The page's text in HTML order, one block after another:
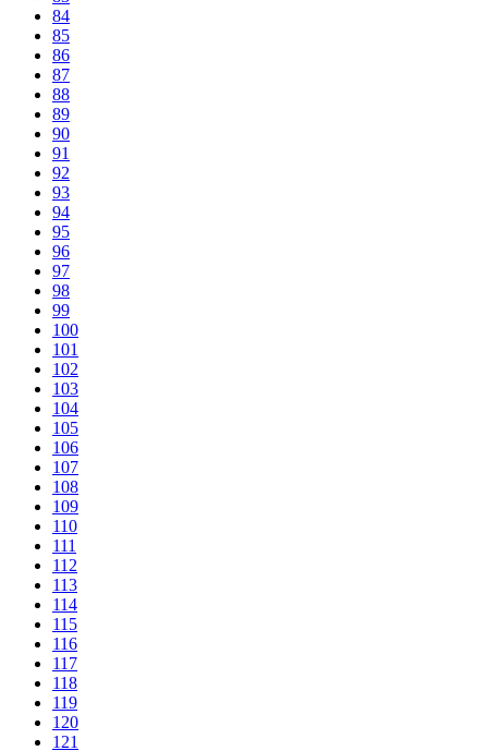
84
85
86
87
88
89
90
91
92
93
94
95
96
97
98
99
100
101
102
103
104
105
106
107
108
109
110
111
112
113
114
115
116
117
118
119
120
121